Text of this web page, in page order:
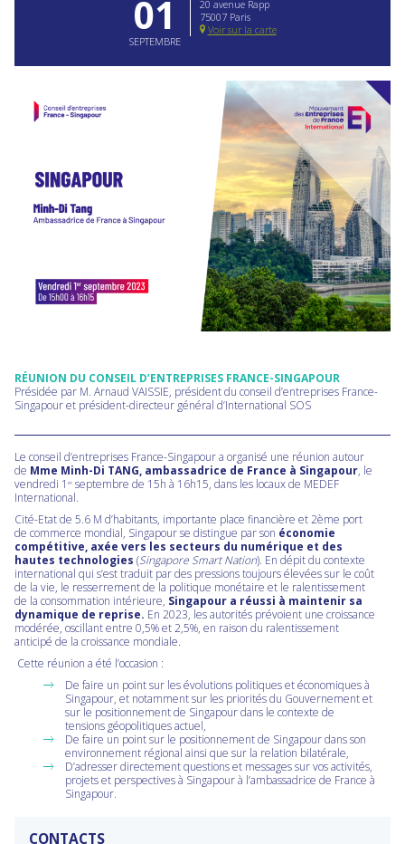
01
SEPTEMBRE
20 avenue Rapp
75007 Paris
Voir sur la carte
RÉUNION DU CONSEIL D’ENTREPRISES FRANCE-SINGAPOUR
Présidée par M. Arnaud VAISSIE, président du conseil d’entreprises France-
Singapour et président-directeur général d’International SOS
Le conseil d’entreprises France-Singapour a organisé une réunion autour
de Mme Minh-Di TANG, ambassadrice de France à Singapour, le
vendredi 1 er septembre de 15h à 16h15, dans les locaux de MEDEF
International.
Cité-Etat de 5.6 M d’habitants, importante place financière et 2ème port
de commerce mondial, Singapour se distingue par son économie
compétitive, axée vers les secteurs du numérique et des
hautes technologies (Singapore Smart Nation). En dépit du contexte
international qui s’est traduit par des pressions toujours élevées sur le coût
de la vie, le resserrement de la politique monétaire et le ralentissement
de la consommation intérieure, Singapour a réussi à maintenir sa
dynamique de reprise. En 2023, les autorités prévoient une croissance
modérée, oscillant entre 0,5% et 2,5%, en raison du ralentissement
anticipé de la croissance mondiale.
Cette réunion a été l’occasion :
De faire un point sur les évolutions politiques et économiques à
Singapour, et notamment sur les priorités du Gouvernement et
sur le positionnement de Singapour dans le contexte de
tensions géopolitiques actuel,
De faire un point sur le positionnement de Singapour dans son
environnement régional ainsi que sur la relation bilatérale,
D’adresser directement questions et messages sur vos activités,
projets et perspectives à Singapour à l’ambassadrice de France à
Singapour.
CONTACTS